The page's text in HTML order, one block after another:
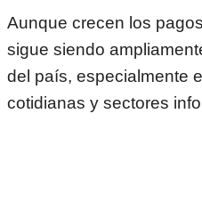
Aunque crecen los
sigue siendo
del país, especialmente
cotidianas y sectores